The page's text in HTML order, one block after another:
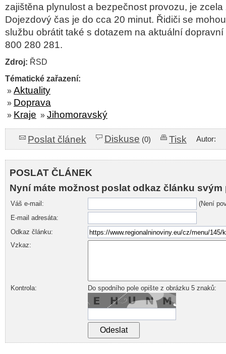
zajištěna plynulost a bezpečnost provozu, je zcela
Dojezdový čas je do cca 20 minut. Řidiči se
službu obrátit také s dotazem na aktuální
800 280 281.
Zdroj: ŘSD
Tématické zařazení:
» Aktuality
» Doprava
» Kraje » Jihomoravský
Poslat článek Diskuse (0) Tisk Autor:
POSLAT ČLÁNEK
Nyní máte možnost poslat odkaz článku svým
Váš e-mail:
(Není
E-mail adresáta:
Odkaz článku:
Vzkaz:
Kontrola: Do spodního pole opište z obrázku 5 znaků: